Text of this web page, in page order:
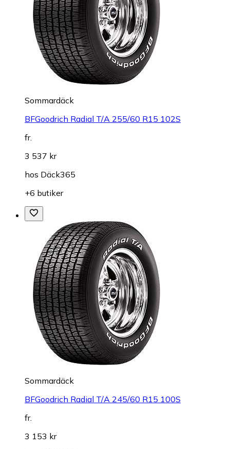
Sommardäck
BFGoodrich Radial T/A 255/60 R15 102S
fr.
3 537 kr
hos Däck365
+6 butiker
Sommardäck
BFGoodrich Radial T/A 245/60 R15 100S
fr.
3 153 kr